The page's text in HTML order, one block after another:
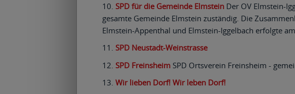
SPD für die Gemeinde Elmstein Der OV Elmstein-
gesamte Gemeinde Elmstein zuständig. Die
Elmstein-Appenthal und Elmstein-Iggelbach erfolgte am
SPD Neustadt-Weinstrasse
SPD Freinsheim SPD Ortsverein Freinsheim -
Wir lieben Dorf! Wir leben Dorf!